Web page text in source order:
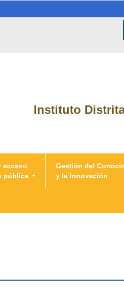
Instituto
acceso
pública
Gestión del
y la Innovación